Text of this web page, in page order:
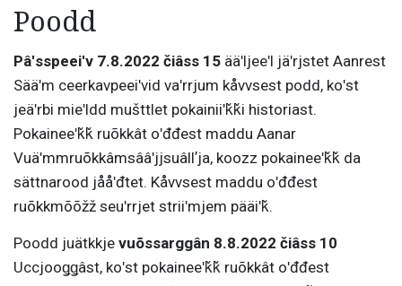
Poodd
Pâʹsspeeiʹv 7.8.2022 čiâss 15 ääʹljeeʹl jäʹrjstet Aanrest
Sääʹm ceerkavpeeiʹvid vaʹrrjum kåvvsest podd, koʹst
jeäʹrbi mieʹldd mušttlet pokainiiʹǩǩi historiast.
Pokaineeʹǩǩ ruõkkât oʹđđest maddu Aanar
Vuäʹmmruõkkâmsââʹjjsuâllʼja, koozz pokaineeʹǩǩ da
sättnarood jååʹđtet. Kåvvsest maddu oʹđđest
ruõkkmõõžž seuʹrrjet striiʹmjem pääiʹǩ.
Poodd juätkkje vuõssarggân 8.8.2022 čiâss 10
Uccjooǥǥâst, koʹst pokaineeʹǩǩ ruõkkât oʹđđest